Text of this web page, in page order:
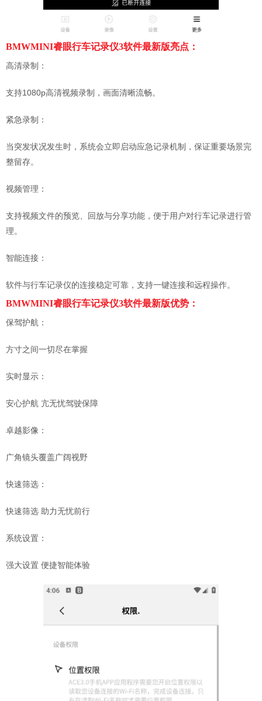
BMWMINI睿眼行车记录仪3软件最新版亮点：
高清录制：
支持1080p高清视频录制，画面清晰流畅。
紧急录制：
当突发状况发生时，系统会立即启动应急记录机制，保证重要场景完
整留存。
视频管理：
支持视频文件的预览、回放与分享功能，便于用户对行车记录进行管
理。
智能连接：
软件与行车记录仪的连接稳定可靠，支持一键连接和远程操作。
BMWMINI睿眼行车记录仪3软件最新版优势：
保驾护航：
方寸之间一切尽在掌握
实时显示：
安心护航 亢无忧驾驶保障
卓越影像：
广角镜头覆盖广阔视野
快速筛选：
快速筛选 助力无忧前行
系统设置：
强大设置 便捷智能体验